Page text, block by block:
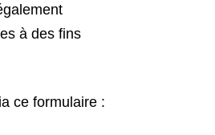
à des fins
ce formulaire :